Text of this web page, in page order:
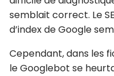
semblait correct. Le
d’index de Google
Cependant, dans les
le Googlebot se